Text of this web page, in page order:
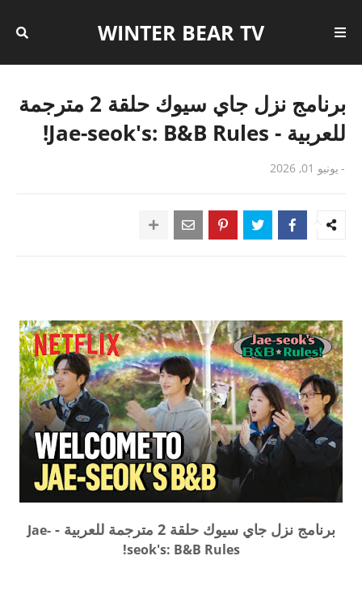
WINTER BEAR TV
برنامج نزل جاي سيوك حلقة 2 مترجمة
للعربية - Jae-seok's: B&B Rules!
- يونيو 01, 2026
برنامج نزل جاي سيوك حلقة 2 مترجمة للعربية -
Jae-
seok's: B&B Rules!